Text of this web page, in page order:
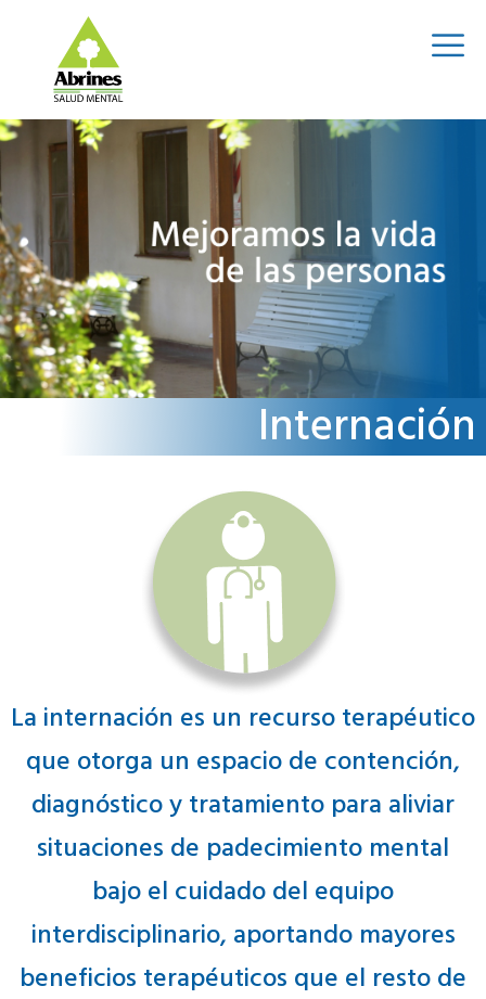
Internación
La internación es un recurso terapéutico
que otorga un espacio de contención,
diagnóstico y tratamiento para aliviar
situaciones de padecimiento mental
bajo el cuidado del equipo
interdisciplinario, aportando mayores
beneficios terapéuticos que el resto de